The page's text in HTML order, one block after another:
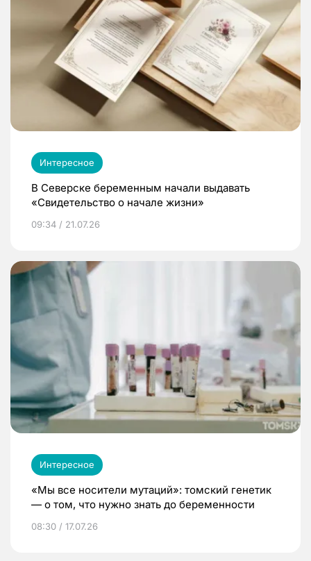
Интересное
В Северске беременным начали выдавать
«Свидетельство о начале жизни»
09:34 / 21.07.26
Интересное
«Мы все носители мутаций»: томский генетик
— о том, что нужно знать до беременности
08:30 / 17.07.26